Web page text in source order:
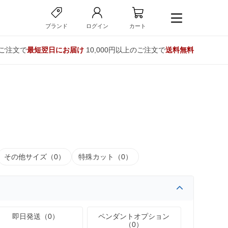
ブランド ログイン カート
注文で最短翌日にお届け10,000円以上のご注文で送料無料
その他サイズ（0） 特殊カット（0）
即日発送（0）
ペンダントオプション
（0）